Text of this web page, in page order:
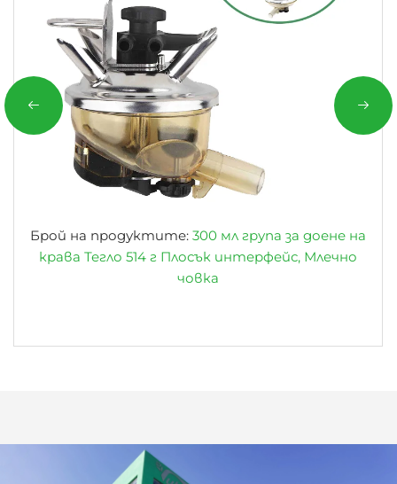
Брой на продуктите: 300 мл група за доене на
крава Тегло 514 г Плосък интерфейс, Млечно
човка